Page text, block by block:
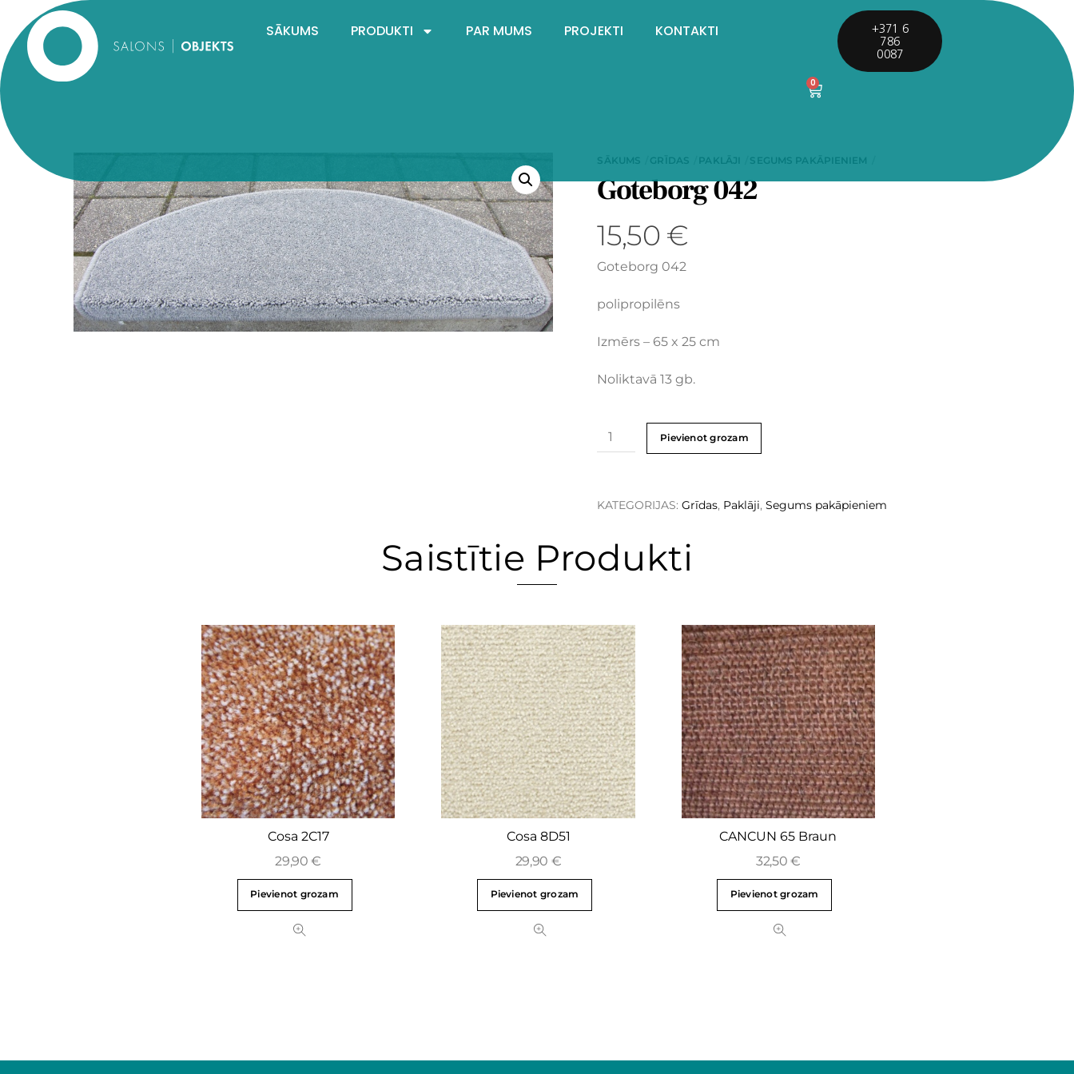
SĀKUMS PRODUKTI PAR MUMS PROJEKTI KONTAKTI
0
+371 6
786
0087
SĀKUMS GRĪDAS PAKLĀJI SEGUMS PAKĀPIENIEM
Goteborg 042
15,50 €
Goteborg 042
polipropilēns
Izmērs – 65 x 25 cm
Noliktavā 13 gb.
Pievienot grozam
KATEGORIJAS:Grīdas, Paklāji,Segums pakāpieniem
Saistītie Produkti
Cosa 2C17
29,90€
Pievienot grozam
Cosa 8D51
29,90 €
Pievienot grozam
CANCUN 65 Braun
32,50 €
Pievienot grozam